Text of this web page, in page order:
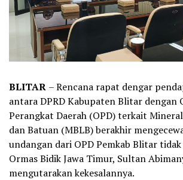
BLITAR – Rencana rapat dengar
antara DPRD Kabupaten Blitar dengan
Perangkat Daerah (OPD) terkait
dan Batuan (MBLB) berakhir
undangan dari OPD Pemkab Blitar tidak
Ormas Bidik Jawa Timur, Sultan
mengutarakan kekesalannya.